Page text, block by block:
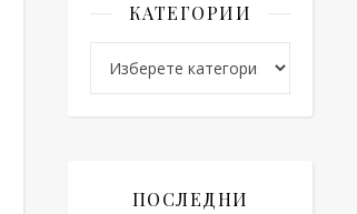
КАТЕГОРИИ
ПОСЛЕДНИ